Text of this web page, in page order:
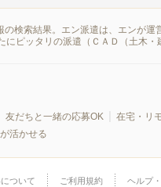
検索結果。エン派遣は、エンが
ピッタリの派遣（ＣＡＤ（土木・
友だちと一緒の応募OK 在宅・リ
活かせる
ついて ご利用規約 ヘルプ